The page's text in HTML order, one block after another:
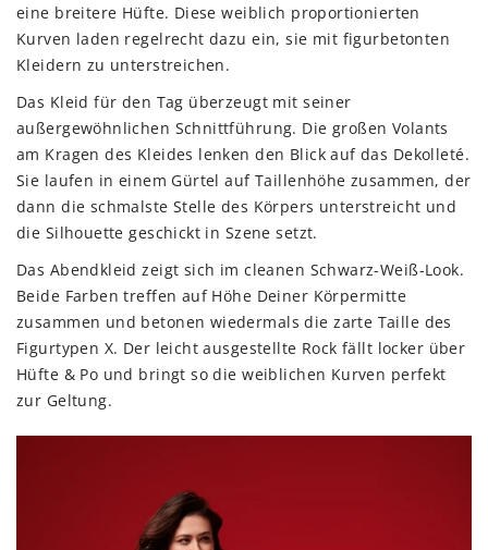
eine breitere Hüfte. Diese weiblich proportionierten
Kurven laden regelrecht dazu ein, sie mit figurbetonten
Kleidern zu unterstreichen.
Das Kleid für den Tag überzeugt mit seiner
außergewöhnlichen Schnittführung. Die großen Volants
am Kragen des Kleides lenken den Blick auf das Dekolleté.
Sie laufen in einem Gürtel auf Taillenhöhe zusammen, der
dann die schmalste Stelle des Körpers unterstreicht und
die Silhouette geschickt in Szene setzt.
Das Abendkleid zeigt sich im cleanen Schwarz-Weiß-Look.
Beide Farben treffen auf Höhe Deiner Körpermitte
zusammen und betonen wiedermals die zarte Taille des
Figurtypen X. Der leicht ausgestellte Rock fällt locker über
Hüfte & Po und bringt so die weiblichen Kurven perfekt
zur Geltung.